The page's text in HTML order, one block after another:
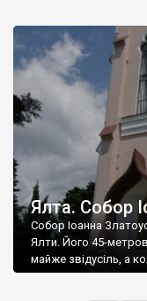
Ялта. Собор
Собор Іоанна
Ялти. Його 45-
майже звідусіль, а